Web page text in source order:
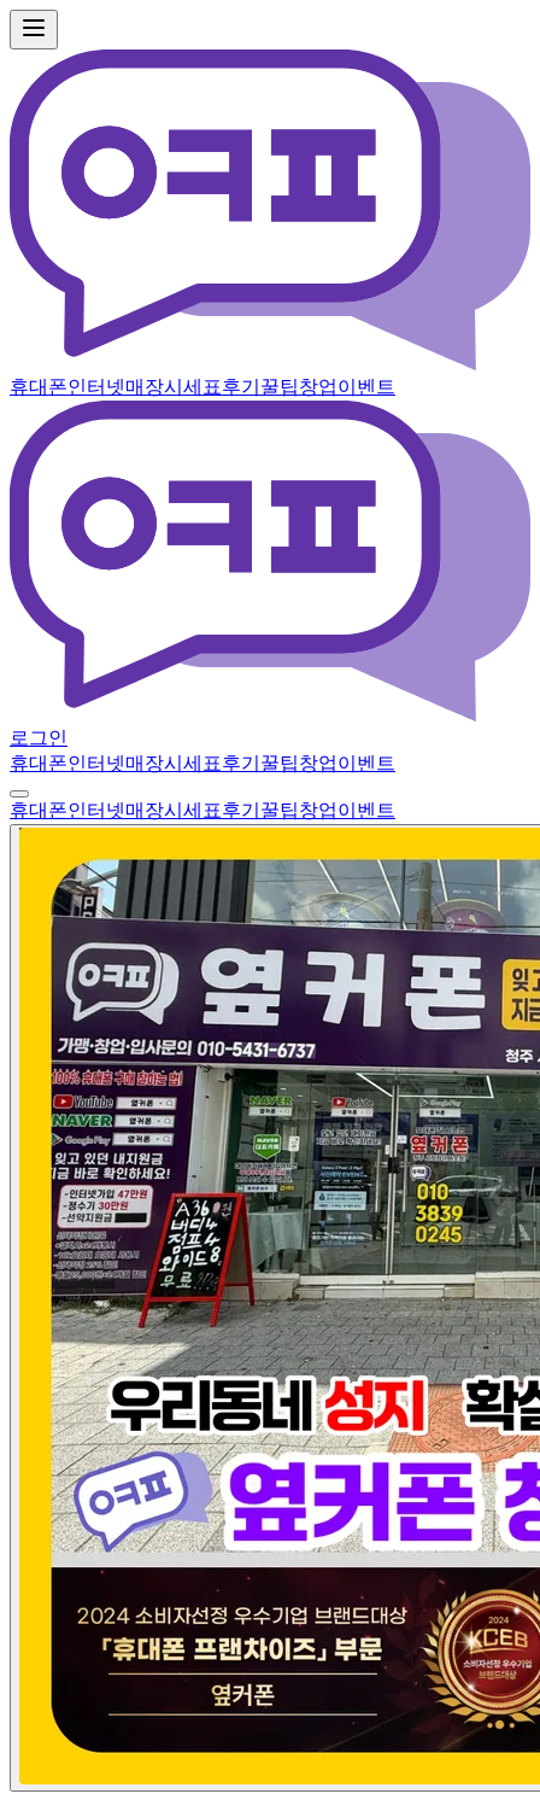
휴대폰인터넷매장시세표후기 꿀팁창업이벤트
로그인
휴대폰인터넷매장시세표후기 꿀팁창업이벤트
휴대폰인터넷매장시세표후기 꿀팁창업이벤트